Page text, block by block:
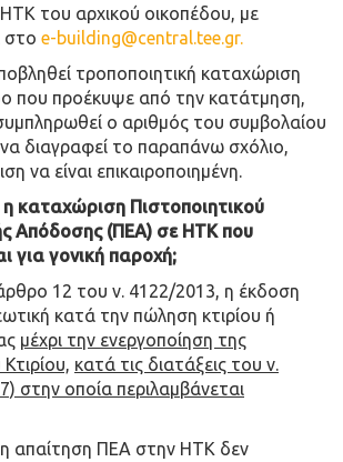
του αρχικού οικοπέδου, με
στο e-building@central.tee.gr.
τροποποιητική καταχώριση
που προέκυψε από την κατάτμηση,
ο αριθμός του συμβολαίου
διαγραφεί το παραπάνω σχόλιο,
να είναι επικαιροποιημένη.
η καταχώριση Πιστοποιητικού
Απόδοσης (ΠΕΑ) σε ΗΤΚ που
για γονική παροχή;
12 του ν. 4122/2013, η έκδοση
κατά την πώληση κτιρίου ή
μέχρι την ενεργοποίηση της
κατά τις διατάξεις του ν.
στην οποία περιλαμβάνεται
η απαίτηση ΠΕΑ στην ΗΤΚ δεν